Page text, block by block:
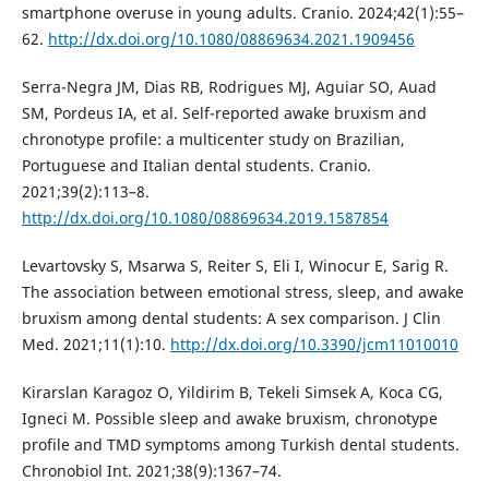
smartphone overuse in young adults. Cranio. 2024;42(1):55–
62. http://dx.doi.org/10.1080/08869634.2021.1909456
Serra-Negra JM, Dias RB, Rodrigues MJ, Aguiar SO, Auad
SM, Pordeus IA, et al. Self-reported awake bruxism and
chronotype profile: a multicenter study on Brazilian,
Portuguese and Italian dental students. Cranio.
2021;39(2):113–8.
http://dx.doi.org/10.1080/08869634.2019.1587854
Levartovsky S, Msarwa S, Reiter S, Eli I, Winocur E, Sarig R.
The association between emotional stress, sleep, and awake
bruxism among dental students: A sex comparison. J Clin
Med. 2021;11(1):10. http://dx.doi.org/10.3390/jcm11010010
Kirarslan Karagoz O, Yildirim B, Tekeli Simsek A, Koca CG,
Igneci M. Possible sleep and awake bruxism, chronotype
profile and TMD symptoms among Turkish dental students.
Chronobiol Int. 2021;38(9):1367–74.